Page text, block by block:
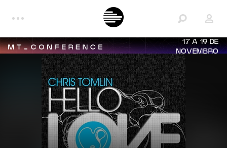
17 A 19 DE
NOVEMBRO